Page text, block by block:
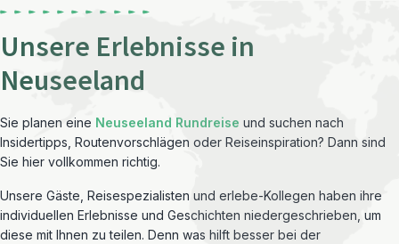
Unsere Erlebnisse in
Neuseeland
Sie planen eine Neuseeland Rundreise und suchen nach
Insidertipps, Routenvorschlägen oder Reiseinspiration? Dann sind
Sie hier vollkommen richtig.
Unsere Gäste, Reisespezialisten und erlebe-Kollegen haben ihre
individuellen Erlebnisse und Geschichten niedergeschrieben, um
diese mit Ihnen zu teilen. Denn was hilft besser bei der